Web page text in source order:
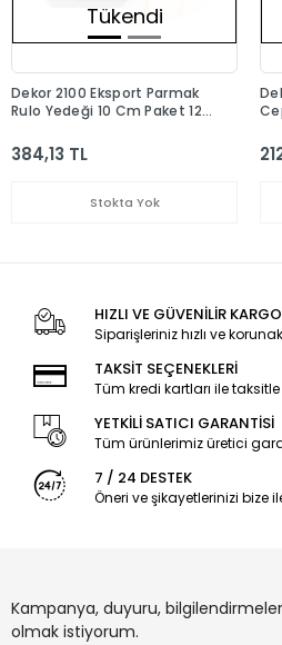
Tükendi
Dekor 2100 Eksport Parmak
Rulo Yedeği 10 Cm Paket 12
384,13 TL
Stokta Yok
HIZLI VE GÜVENİLİR KARGO
Siparişleriniz hızlı ve
TAKSİT SEÇENEKLERİ
Tüm kredi kartları ile
YETKİLİ SATICI GARANTİSİ
Tüm ürünlerimiz üretici
7 / 24 DESTEK
Öneri ve şikayetlerinizi bize
Kampanya, duyuru,
olmak istiyorum.